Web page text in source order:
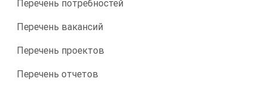
Перечень потребностей
Перечень вакансий
Перечень проектов
Перечень отчетов